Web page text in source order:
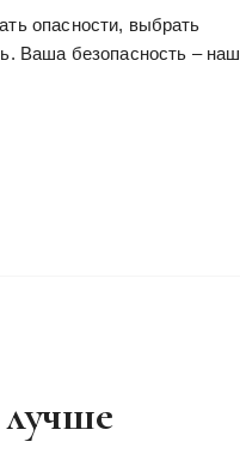
опасности, выбрать
Ваша безопасность – наш
лучше